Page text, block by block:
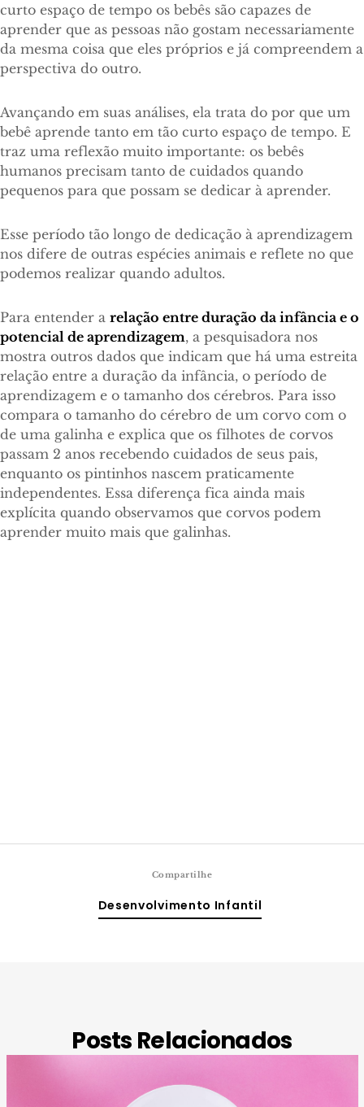
curto espaço de tempo os bebês são capazes de
aprender que as pessoas não gostam necessariamente
da mesma coisa que eles próprios e já compreendem a
perspectiva do outro.
Avançando em suas análises, ela trata do por que um
bebê aprende tanto em tão curto espaço de tempo. E
traz uma reflexão muito importante: os bebês
humanos precisam tanto de cuidados quando
pequenos para que possam se dedicar à aprender.
Esse período tão longo de dedicação à aprendizagem
nos difere de outras espécies animais e reflete no que
podemos realizar quando adultos.
Para entender a relação entre duração da infância e o
potencial de aprendizagem, a pesquisadora nos
mostra outros dados que indicam que há uma estreita
relação entre a duração da infância, o período de
aprendizagem e o tamanho dos cérebros. Para isso
compara o tamanho do cérebro de um corvo com o
de uma galinha e explica que os filhotes de corvos
passam 2 anos recebendo cuidados de seus pais,
enquanto os pintinhos nascem praticamente
independentes. Essa diferença fica ainda mais
explícita quando observamos que corvos podem
aprender muito mais que galinhas.
Compartilhe
Desenvolvimento Infantil
Posts Relacionados